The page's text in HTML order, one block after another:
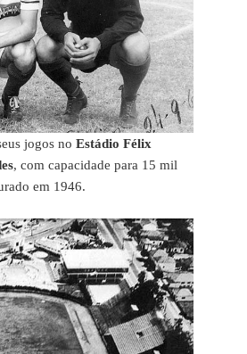
jogos no Estádio Félix
, com capacidade para 15 mil
em 1946.